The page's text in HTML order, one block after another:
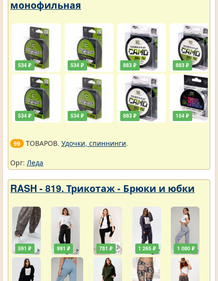
монофильная
534 ₽
534 ₽
534 ₽
534 ₽
883 ₽
883 ₽
883 ₽
154 ₽
99 ТОВАРОВ. Удочки, спиннинги.
Орг: Леда
RASH - 819. Трикотаж - Брюки и юбки
591 ₽ 991 ₽ 781 ₽ 1 265 ₽ 1 080 ₽